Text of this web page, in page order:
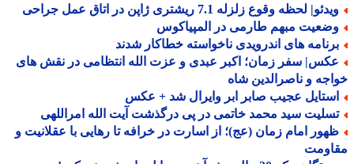
لحظه وقوع زلزله 7.1 ریشتری ژاپن در اتاق عمل جراحی
مبهم طارمی در المپیاکوس
های اندرویدی ناخواسته خطاکار شدند
سفر زمان؛ اکبر عبدی و عزت الله انتظامی در نقش های
و ناصرالدین شاه
عجیب صابر ابر وایرال شد + عکس
سید محمد خاتمی در پی درگذشت آیت الله امراللهی
امام زمان (عج)؛ از اسارت در خرافه تا رهایی با عقلانیت و